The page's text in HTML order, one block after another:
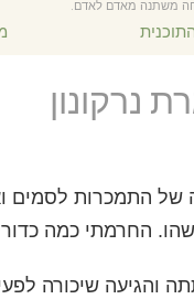
משתנה מאדם לאדם.
נרקונון
התמכרות לסמים
החרמתי כמה
והגיעה שיכורה